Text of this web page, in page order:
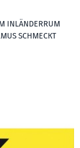
INLÄNDERRUM
SCHMECKT